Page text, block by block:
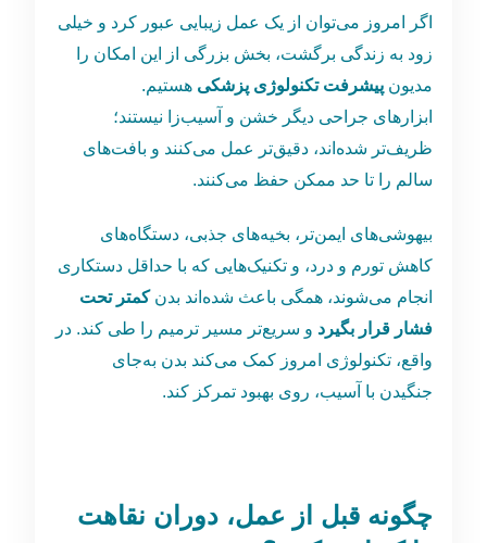
اگر امروز می‌توان از یک عمل زیبایی عبور کرد و خیلی
زود به زندگی برگشت، بخش بزرگی از این امکان را
مدیونپیشرفت تکنولوژی پزشکی هستیم.
ابزارهای جراحی دیگر خشن و آسیب‌زا نیستند؛
ظریف‌تر شده‌اند، دقیق‌تر عمل می‌کنند و بافت‌های
سالم را تا حد ممکن حفظ می‌کنند.
بیهوشی‌های ایمن‌تر، بخیه‌های جذبی، دستگاه‌های
کاهش تورم و درد، و تکنیک‌هایی که با حداقل دستکاری
انجام می‌شوند، همگی باعث شده‌اند بدنکمتر تحت
فشار قرار بگیرد و سریع‌تر مسیر ترمیم را طی کند. در
واقع، تکنولوژی امروز کمک می‌کند بدن به‌جای
جنگیدن با آسیب، روی بهبود تمرکز کند.
چگونه قبل از عمل، دوران نقاهت